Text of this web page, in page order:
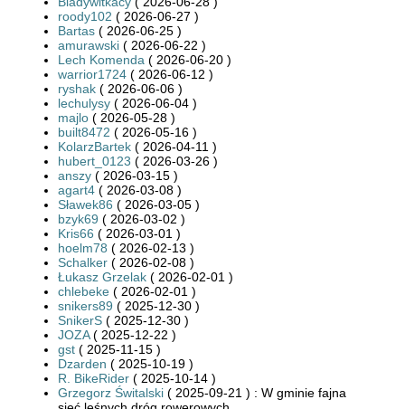
roody102 ( 2026-06-27 )
Bartas ( 2026-06-25 )
amurawski ( 2026-06-22 )
Lech Komenda ( 2026-06-20 )
warrior1724 ( 2026-06-12 )
ryshak ( 2026-06-06 )
lechulysy ( 2026-06-04 )
majlo ( 2026-05-28 )
built8472 ( 2026-05-16 )
KolarzBartek ( 2026-04-11 )
hubert_0123 ( 2026-03-26 )
anszy ( 2026-03-15 )
agart4 ( 2026-03-08 )
Sławek86 ( 2026-03-05 )
bzyk69 ( 2026-03-02 )
Kris66 ( 2026-03-01 )
hoelm78 ( 2026-02-13 )
Schalker ( 2026-02-08 )
Łukasz Grzelak ( 2026-02-01 )
chlebeke ( 2026-02-01 )
snikers89 ( 2025-12-30 )
SnikerS ( 2025-12-30 )
JOZA( 2025-12-22 )
gst ( 2025-11-15 )
Dzarden ( 2025-10-19 )
R. BikeRider ( 2025-10-14 )
Grzegorz Świtalski ( 2025-09-21 ) : W gminie fajna